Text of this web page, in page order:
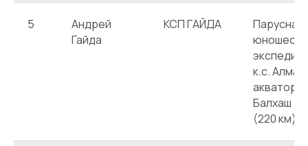
5
Андрей
Гайда
КСП ГАЙДА
Парусная
к.с.
Балхаш -
(220 км)